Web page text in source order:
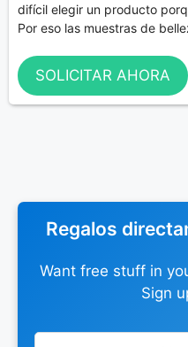
difícil elegir un producto
Por eso las muestras de
SOLICITAR AHORA
Regalos
Want free stuff in
Sign
Leave